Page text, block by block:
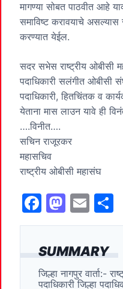
SUMMARY
जिल्हा नागपुर वार्ता:-
पदाधिकारी जिल्हा
मागण्या सोबत पाठवीत आहे
समाविष्ट करावयाचे
करण्यात येईल.
सदर सभेस राष्ट्रीय ओबीसी
पदाधिकारी सलंगीत ओबीसी
पदाधिकारी, हितचिंतक व
येताना मास लाउन यावे ही
….विनीत….
सचिन राजूरकर
महासचिव
राष्ट्रीय ओबीसी महासंघ
F
a
c
e
b
M
a
st
o
d
E
m
ai
l